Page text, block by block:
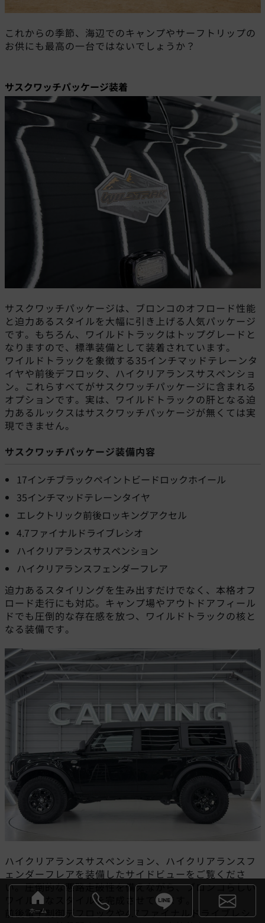
ホーム
これからの季節、海辺でのキャンプやサーフトリップの
お供にも最高の一台ではないでしょうか？
サスクワッチパッケージ装着
サスクワッチパッケージは、ブロンコのオフロード性能
と迫力あるスタイルを大幅に引き上げる人気パッケージ
です。もちろん、ワイルドトラックはトップグレードと
なりますので、標準装備として装着されています。
ワイルドトラックを象徴する35インチマッドテレーンタ
イヤや前後デフロック、ハイクリアランスサスペンショ
ン。これらすべてがサスクワッチパッケージに含まれる
オプションです。実は、ワイルドトラックの肝となる迫
力あるルックスはサスクワッチパッケージが無くては実
現できません。
サスクワッチパッケージ装備内容
17インチブラックペイントビードロックホイール
35インチマッドテレーンタイヤ
エレクトリック前後ロッキングアクセル
4.7ファイナルドライブレシオ
ハイクリアランスサスペンション
ハイクリアランスフェンダーフレア
迫力あるスタイリングを生み出すだけでなく、本格オフ
ロード走行にも対応。キャンプ場やアウトドアフィール
ドでも圧倒的な存在感を放つ、ワイルドトラックの核と
なる装備です。
ハイクリアランスサスペンション、ハイクリアランスフ
ェンダーフレアを装備したサイドビューをご覧くださ
い。圧倒的な悪路走破性を備えながら、ブロンコらしい
ワイルドなスタイルを完成させています。
前後電子制御デフロックや4.7ファイナルドライブレシ